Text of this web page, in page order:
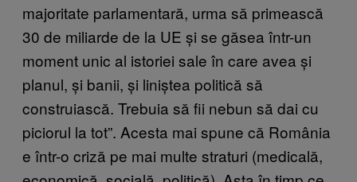
majoritate parlamentară, urma să primească
30 de miliarde de la UE și se găsea într-un
moment unic al istoriei sale în care avea și
planul, și banii, și liniștea politică să
construiască. Trebuia să fii nebun să dai cu
piciorul la tot”. Acesta mai spune că România
e într-o criză pe mai multe straturi (medicală,